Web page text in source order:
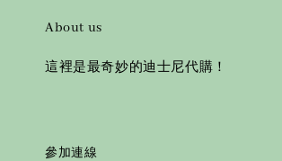
About us
這裡是最奇妙的迪士尼代購！
參加連線